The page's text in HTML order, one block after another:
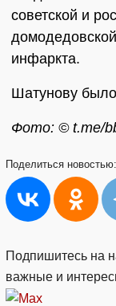
советской и
инфаркта.
Шатунову
Фото: © t.me/
Поделиться новостью:
Подпишитесь на
важные и